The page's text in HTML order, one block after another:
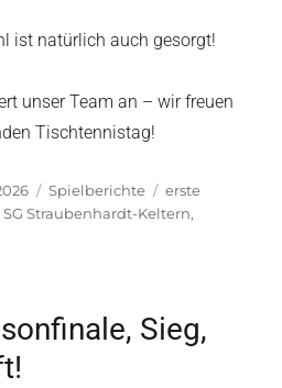
ist natürlich auch gesorgt!
unser Team an – wir freuen
Tischtennistag!
Kategorien
Spielberichte Schlagwörter
erste
SG Straubenhardt-Keltern,
Sieg,